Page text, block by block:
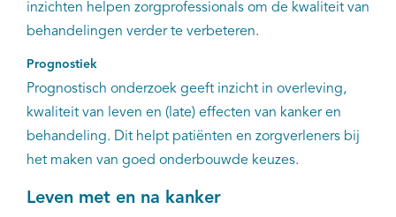
inzichten helpen zorgprofessionals om de kwaliteit van
behandelingen verder te verbeteren.
Prognostiek
Prognostisch onderzoek geeft inzicht in overleving,
kwaliteit van leven en (late) effecten van kanker en
behandeling. Dit helpt patiënten en zorgverleners bij
het maken van goed onderbouwde keuzes.
Leven met en na kanker